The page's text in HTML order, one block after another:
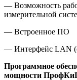
— Возможность
измерительной
— Встроенное ПО
— Интерфейс LAN
Программное
мощности